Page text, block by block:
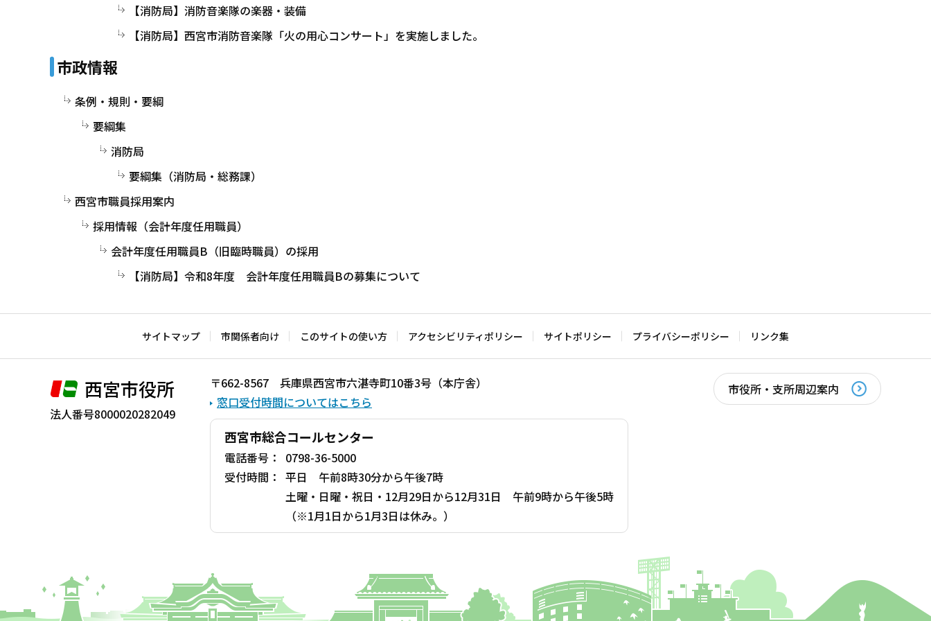
【消防局】消防音楽隊の楽器・装備
【消防局】西宮市消防音楽隊「火の用心コンサート」を実施しました。
市政情報
条例・規則・要綱
要綱集
消防局
要綱集（消防局・総務課）
西宮市職員採用案内
採用情報（会計年度任用職員）
会計年度任用職員B（旧臨時職員）の採用
【消防局】令和8年度 会計年度任用職員Bの募集について
サイトマップ 市関係者向け このサイトの使い方 アクセシビリティポリシー サイトポリシー プライバシーポリシー リンク集
西宮市役所
法人番号8000020282049
〒662-8567 兵庫県西宮市六湛寺町10番3号（本庁舎）
窓口受付時間についてはこちら
西宮市総合コールセンター
電話番号：
0798-36-5000
受付時間： 平日 午前8時30分から午後7時
土曜・日曜・祝日・12月29日から12月31日 午前9時から午後5時
（※1月1日から1月3日は休み。）
市役所・支所周辺案内